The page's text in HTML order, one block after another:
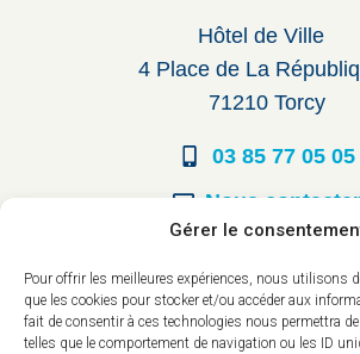
Gérer le
Pour offrir les meilleures expériences, nous utilisons
que les cookies pour stocker et/ou accéder aux
fait de consentir à ces technologies nous permettra
telles que le comportement de navigation ou les ID
Hôtel de Ville
4 Place de La
71210 Torcy
03 85 77 05 05
Nous contacter
Du lundi au